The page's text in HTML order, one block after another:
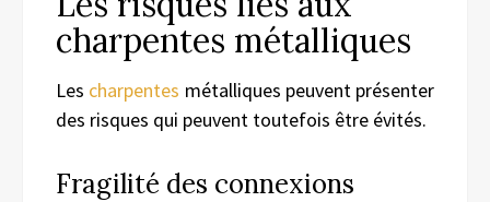
charpentes métalliques
Les charpentes métalliques peuvent présenter
des risques qui peuvent toutefois être évités.
Fragilité des connexions